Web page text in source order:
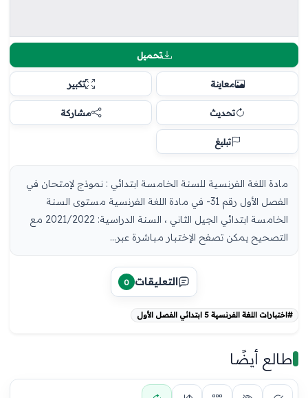
تحميل
معاينة تكبير
تحديث مشاركة
تبليغ
مادة اللغة الفرنسية للسنة الخامسة ابتدائي : نموذج لإمتحان في
الفصل الأول رقم 31- في مادة اللغة الفرنسية مستوى السنة
الخامسة ابتدائي الجيل الثاني ، السنة الدراسية: 2021/2022 مع
التصحيح يمكن تصفح الإختبار مباشرة عبر...
التعليقات 0
#اختبارات اللغة الفرنسية 5 ابتدائي الفصل الأول
طالع أيضًا